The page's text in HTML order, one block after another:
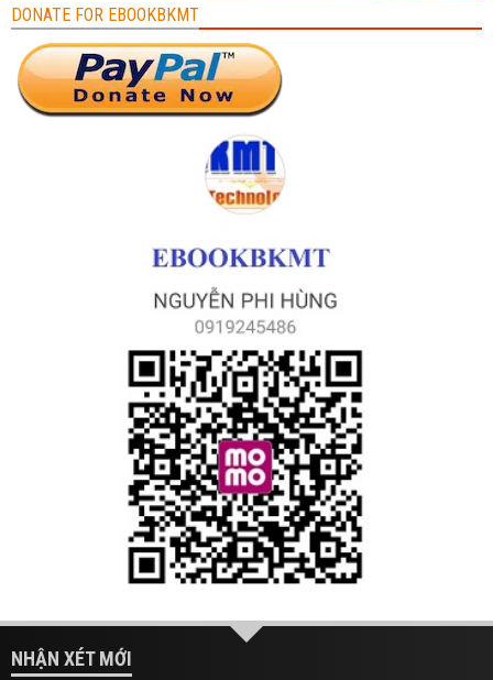
DONATE FOR EBOOKBKMT
NHẬN XÉT MỚI